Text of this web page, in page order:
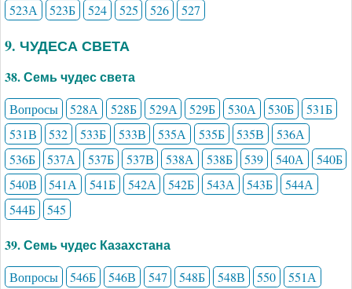
523А
523Б 524 525 526 527
9. ЧУДЕСА СВЕТА
38. Семь чудес света
Вопросы 528А 528Б 529А 529Б 530А 530Б
531Б
531В
532 533Б 533В 535А 535Б 535В
536А
536Б
537А 537Б 537В 538А 538Б 539 540А
540Б
540В
541А 541Б 542А 542Б 543А 543Б
544А
544Б
545
39. Семь чудес Казахстана
Вопросы 546Б 546В 547 548Б 548В 550 551А